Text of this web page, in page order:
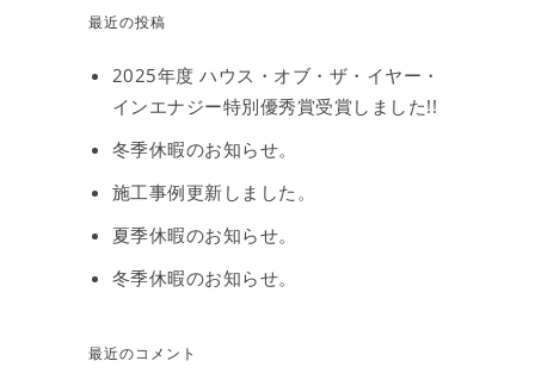
最近の投稿
2025年度 ハウス・オブ・ザ・イヤー・
インエナジー特別優秀賞受賞しました!!
冬季休暇のお知らせ。
施工事例更新しました。
夏季休暇のお知らせ。
冬季休暇のお知らせ。
最近のコメント